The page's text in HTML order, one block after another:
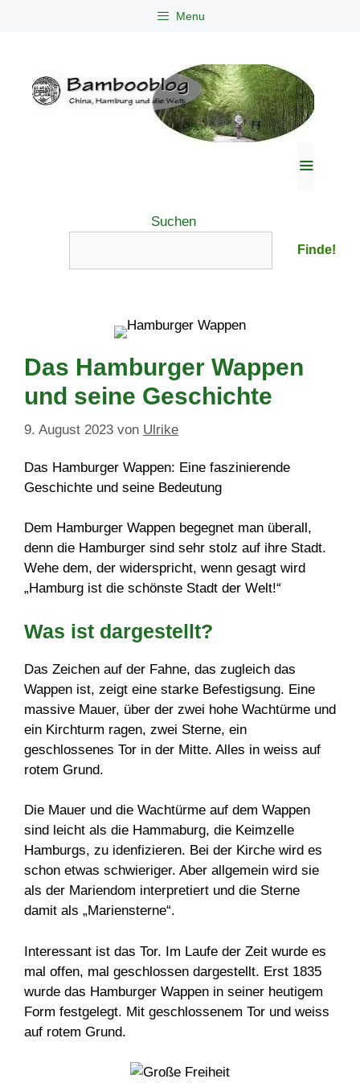
Menu
Suchen
Finde!
Das Hamburger Wappen
und seine Geschichte
9. August 2023 von Ulrike
Das Hamburger Wappen: Eine faszinierende
Geschichte und seine Bedeutung
Dem Hamburger Wappen begegnet man überall,
denn die Hamburger sind sehr stolz auf ihre Stadt.
Wehe dem, der widerspricht, wenn gesagt wird
„Hamburg ist die schönste Stadt der Welt!“
Was ist dargestellt?
Das Zeichen auf der Fahne, das zugleich das
Wappen ist, zeigt eine starke Befestigsung. Eine
massive Mauer, über der zwei hohe Wachtürme und
ein Kirchturm ragen, zwei Sterne, ein
geschlossenes Tor in der Mitte. Alles in weiss auf
rotem Grund.
Die Mauer und die Wachtürme auf dem Wappen
sind leicht als die Hammaburg, die Keimzelle
Hamburgs, zu idenfizieren. Bei der Kirche wird es
schon etwas schwieriger. Aber allgemein wird sie
als der Mariendom interpretiert und die Sterne
damit als „Mariensterne“.
Interessant ist das Tor. Im Laufe der Zeit wurde es
mal offen, mal geschlossen dargestellt. Erst 1835
wurde das Hamburger Wappen in seiner heutigem
Form festgelegt. Mit geschlossenem Tor und weiss
auf rotem Grund.